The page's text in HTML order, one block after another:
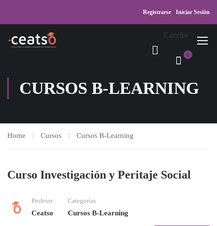
Registrarse Iniciar Sesión
Carrito
0
CURSOS B-LEARNING
Home Cursos Cursos B-Learning
Curso Investigación y Peritaje Social
Profesor
Ceatso
Categorías
Cursos B-Learning